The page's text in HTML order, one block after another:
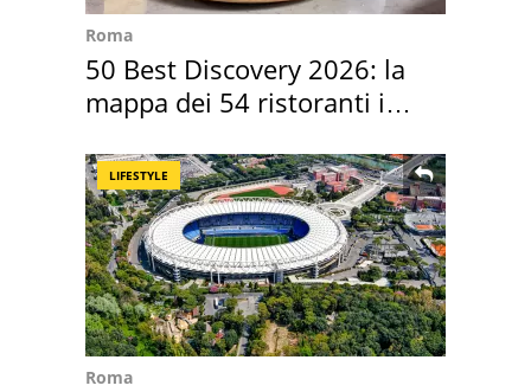
Roma
50 Best Discovery 2026: la
mappa dei 54 ristoranti in
LIFESTYLE
Roma